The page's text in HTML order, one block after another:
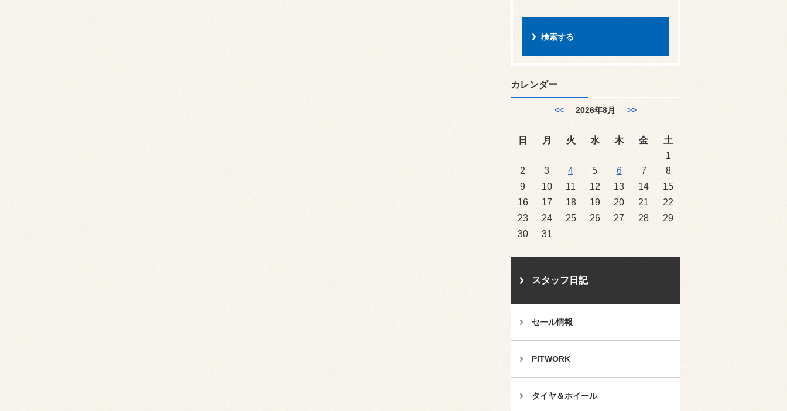
カレンダー
<< 2026年8月 >>
日 月 火 水 木 金
土
1
2
3 4 5 6 7
8
9
10 11 12 13 14
15
16
17 18 19 20 21
22
23
24 25 26 27 28
29
30
31
スタッフ日記
セール情報
PITWORK
タイヤ＆ホイール